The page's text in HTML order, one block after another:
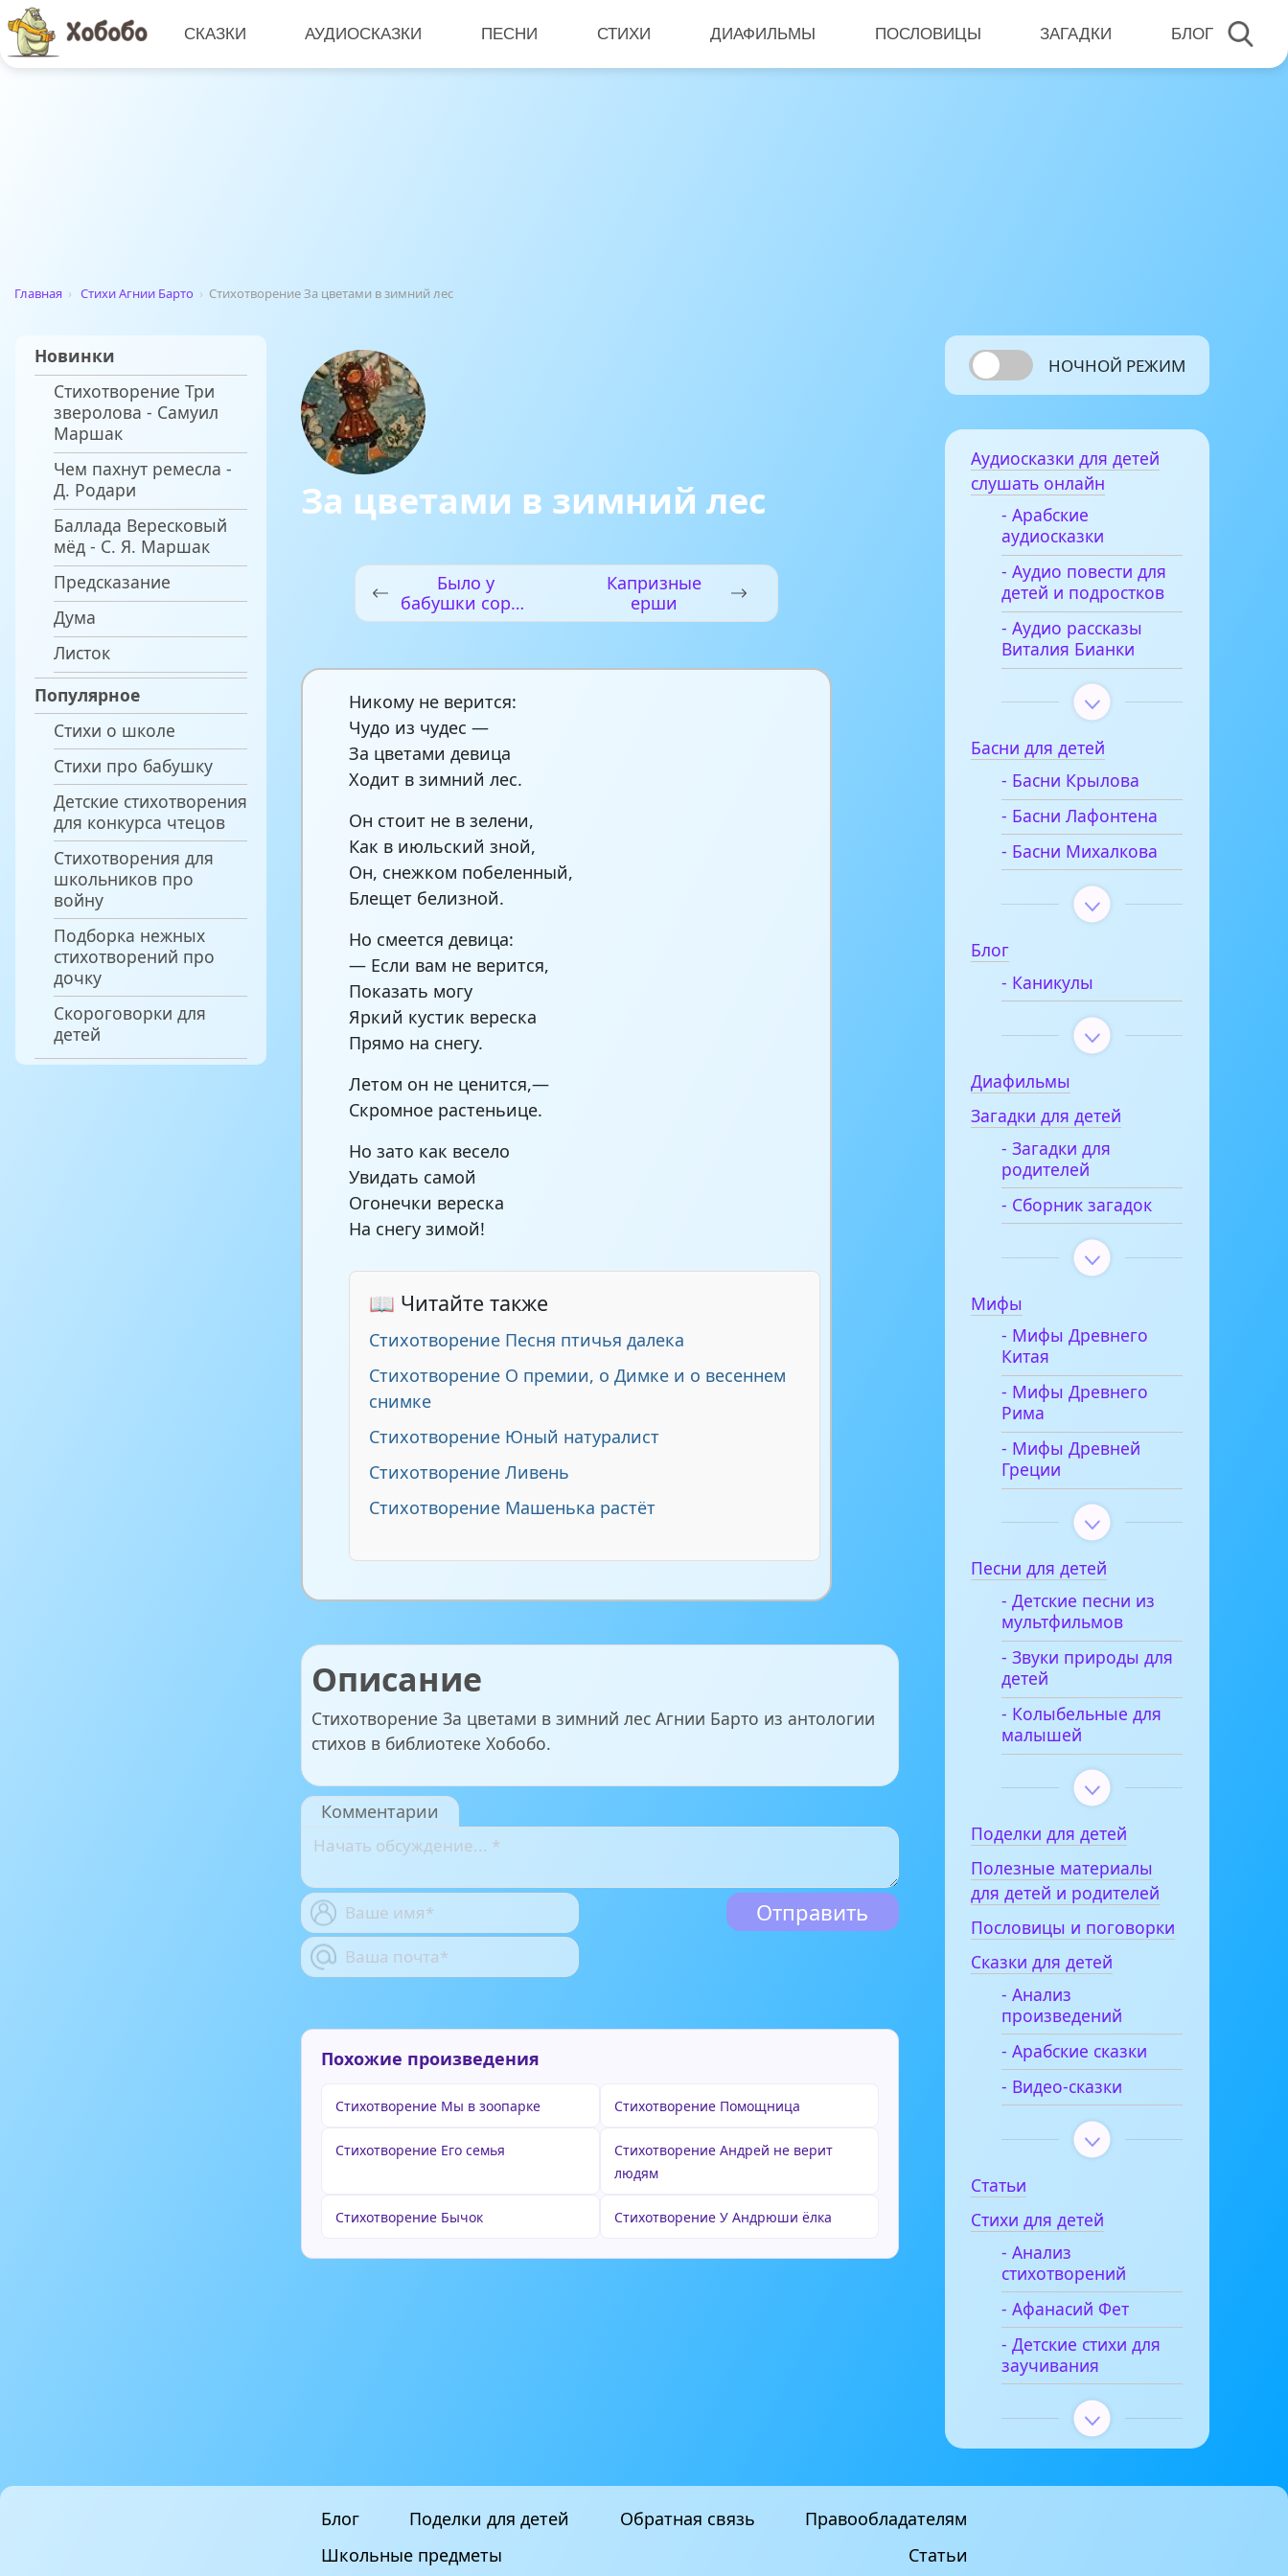
СКАЗКИ АУДИОСКАЗКИ ПЕСНИ СТИХИ ДИАФИЛЬМЫ ПОСЛОВИЦЫ ЗАГАДКИ БЛОГ
Главная › Стихи Агнии Барто › Стихотворение За цветами в зимний лес
Новинки
Стихотворение Три
зверолова - Самуил
Маршак
Чем пахнут ремесла -
Д. Родари
Баллада Вересковый
мёд - С. Я. Маршак
Предсказание
Дума
Листок
Популярное
Стихи о школе
Стихи про бабушку
Детские стихотворения
для конкурса чтецов
Стихотворения для
школьников про
войну
Подборка нежных
стихотворений про
дочку
Скороговорки для
детей
За цветами в зимний лес
Было у
бабушки сорок
внучат
Капризные
ерши
Никому не верится:
Чудо из чудес —
За цветами девица
Ходит в зимний лес.
Он стоит не в зелени,
Как в июльский зной,
Он, снежком побеленный,
Блещет белизной.
Но смеется девица:
— Если вам не верится,
Показать могу
Яркий кустик вереска
Прямо на снегу.
Летом он не ценится,—
Скромное растеньице.
Но зато как весело
Увидать самой
Огонечки вереска
На снегу зимой!
📖 Читайте также
Стихотворение Песня птичья далека
Стихотворение О премии, о Димке и о весеннем
снимке
Стихотворение Юный натуралист
Стихотворение Ливень
Стихотворение Машенька растёт
Описание
Стихотворение За цветами в зимний лес Агнии Барто из антологии
стихов в библиотеке Хобобо.
Комментарии
Похожие произведения
Стихотворение Мы в зоопарке Стихотворение Помощница
Стихотворение Его семья
Стихотворение Андрей не верит
людям
Стихотворение Бычок Стихотворение У Андрюши ёлка
НОЧНОЙ РЕЖИМ
Аудиосказки для детей
слушать онлайн
- Арабские
аудиосказки
- Аудио повести для
детей и подростков
- Аудио рассказы
Виталия Бианки
Басни для детей
- Басни Крылова
- Басни Лафонтена
- Басни Михалкова
Блог
- Каникулы
Диафильмы
Загадки для детей
- Загадки для
родителей
- Сборник загадок
Мифы
- Мифы Древнего
Китая
- Мифы Древнего
Рима
- Мифы Древней
Греции
Песни для детей
- Детские песни из
мультфильмов
- Звуки природы для
детей
- Колыбельные для
малышей
Поделки для детей
Полезные материалы
для детей и родителей
Пословицы и поговорки
Сказки для детей
- Анализ
произведений
- Арабские сказки
- Видео-сказки
Статьи
Стихи для детей
- Анализ
стихотворений
- Афанасий Фет
- Детские стихи для
заучивания
Блог Поделки для детей Обратная связь
Правообладателям
Школьные предметы
Статьи